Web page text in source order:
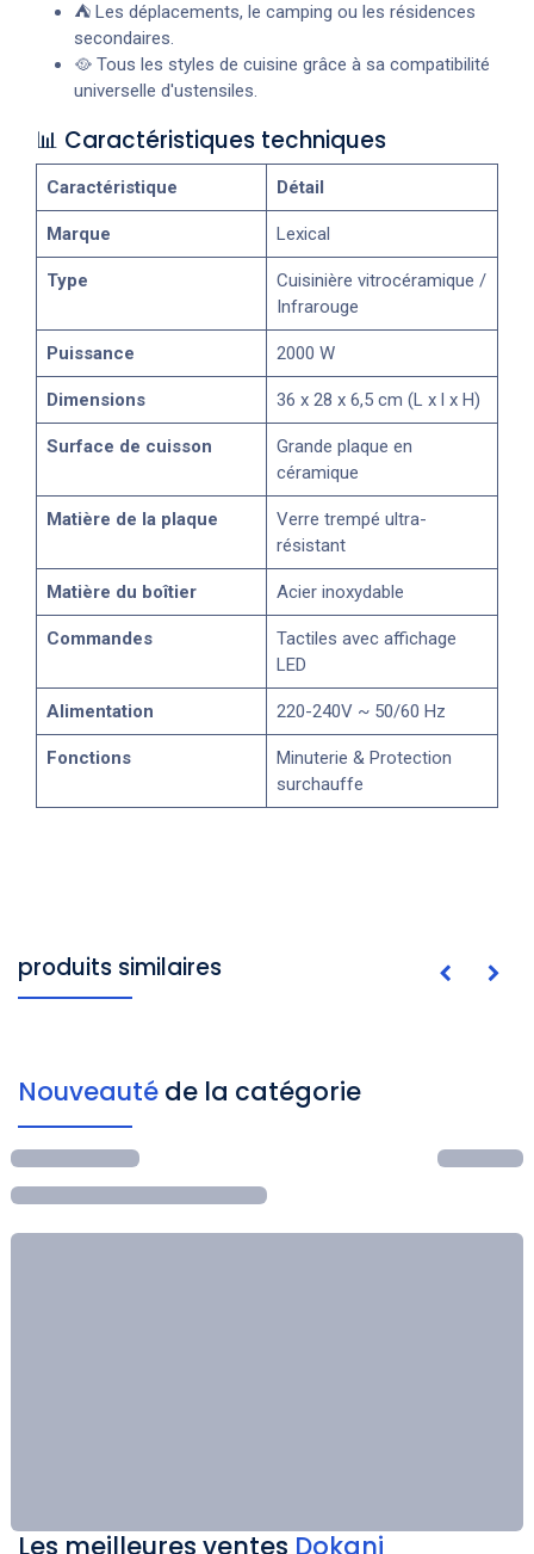
⛺ Les déplacements, le camping ou les résidences
secondaires.
🥘 Tous les styles de cuisine grâce à sa compatibilité
universelle d'ustensiles.
📊 Caractéristiques techniques
Caractéristique Détail
Marque Lexical
Type
Cuisinière vitrocéramique /
Infrarouge
Puissance 2000 W
Dimensions 36 x 28 x 6,5 cm (L x l x H)
Surface de cuisson
Grande plaque en
céramique
Matière de la plaque
Verre trempé ultra-
résistant
Matière du boîtier Acier inoxydable
Commandes
Tactiles avec affichage
LED
Alimentation 220-240V ~ 50/60 Hz
Fonctions
Minuterie & Protection
surchauffe
produits similaires
Nouveauté de la catégorie
Les meilleures ventes Dokani